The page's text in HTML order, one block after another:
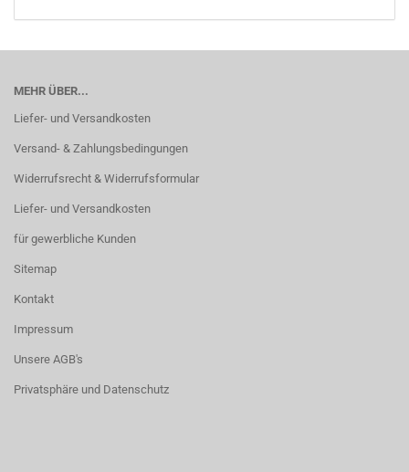
MEHR ÜBER...
Liefer- und Versandkosten
Versand- & Zahlungsbedingungen
Widerrufsrecht & Widerrufsformular
Liefer- und Versandkosten
für gewerbliche Kunden
Sitemap
Kontakt
Impressum
Unsere AGB's
Privatsphäre und Datenschutz